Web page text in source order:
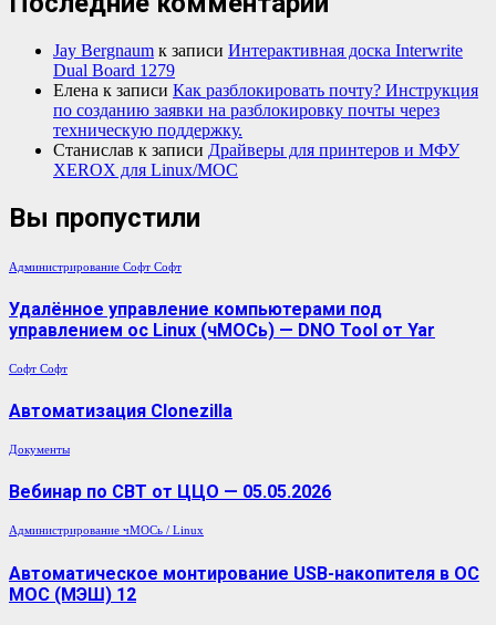
Jay Bergnaum к записи Интерактивная доска Interwrite
Dual Board 1279
Елена к записи Как разблокировать почту? Инструкция
по созданию заявки на разблокировку почты через
техническую поддержку.
Станислав к записи Драйверы для принтеров и МФУ
XEROX для Linux/МОС
Вы пропустили
Администрирование Софт Софт
Удалённое управление компьютерами под
управлением ос Linux (чМОСь) — DNO Tool от Yar
Софт Софт
Автоматизация Clonezilla
Документы
Вебинар по СВТ от ЦЦО — 05.05.2026
Администрирование чМОСь / Linux
Автоматическое монтирование USB-накопителя в ОС
МОС (МЭШ) 12